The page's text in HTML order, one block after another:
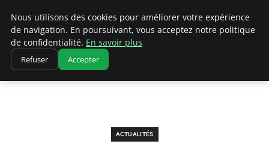
Correze Co
Accueil Actualités Quelles activités faire selon les saisons ?
ACTUALITÉS
Nous utilisons des cookies pour améliorer votre expérience
de navigation. En poursuivant, vous acceptez notre politique
de confidentialité. En savoir plus
Refuser Accepter